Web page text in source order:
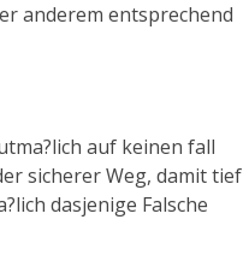
anderem entsprechend
auf keinen fall
sicherer Weg, damit tief
dasjenige Falsche